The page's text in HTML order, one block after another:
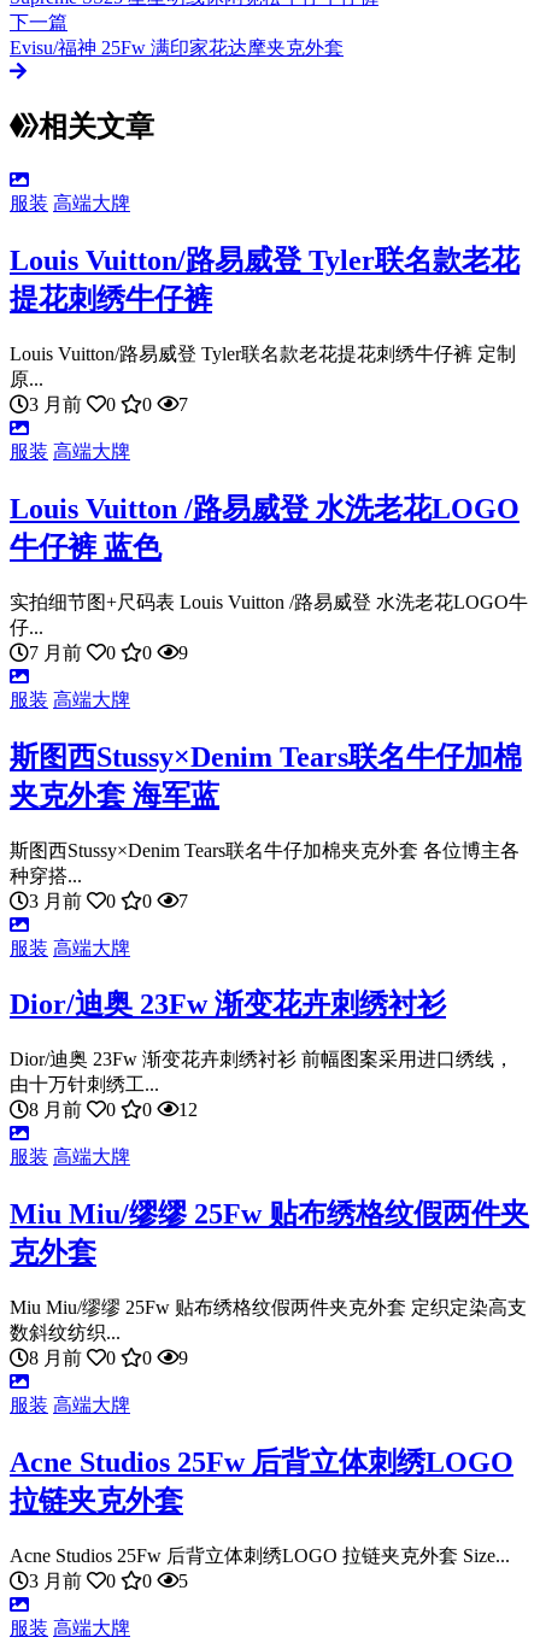
下一篇
Evisu/福神 25Fw 满印家花达摩夹克外套
相关文章
服装 高端大牌
Louis Vuitton/路易威登 Tyler联名款老花
提花刺绣牛仔裤
Louis Vuitton/路易威登 Tyler联名款老花提花刺绣牛仔裤 定制
原...
3 月前
0 0 7
服装 高端大牌
Louis Vuitton /路易威登 水洗老花LOGO
牛仔裤 蓝色
实拍细节图+尺码表 Louis Vuitton /路易威登 水洗老花LOGO牛
仔...
7 月前
0 0 9
服装 高端大牌
斯图西Stussy×Denim Tears联名牛仔加棉
夹克外套 海军蓝
斯图西Stussy×Denim Tears联名牛仔加棉夹克外套 各位博主各
种穿搭...
3 月前
0 0 7
服装 高端大牌
Dior/迪奥 23Fw 渐变花卉刺绣衬衫
Dior/迪奥 23Fw 渐变花卉刺绣衬衫 前幅图案采用进口绣线，
由十万针刺绣工...
8 月前
0 0 12
服装 高端大牌
Miu Miu/缪缪 25Fw 贴布绣格纹假两件夹
克外套
Miu Miu/缪缪 25Fw 贴布绣格纹假两件夹克外套 定织定染高支
数斜纹纺织...
8 月前
0 0 9
服装 高端大牌
Acne Studios 25Fw 后背立体刺绣LOGO
拉链夹克外套
Acne Studios 25Fw 后背立体刺绣LOGO 拉链夹克外套 Size...
3 月前
0 0 5
服装 高端大牌